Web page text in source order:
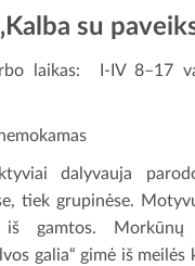
su
laikas: I-IV 8–17
dalyvauja
tiek grupinėse.
iš gamtos. Morkūnų
galia“ gimė iš meilės